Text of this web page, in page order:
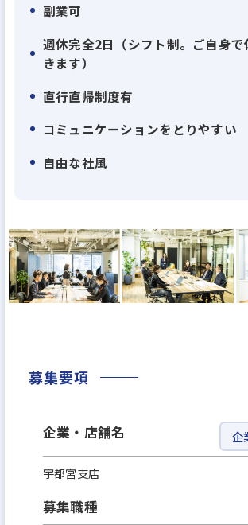
っていきます。
世の中には可能性を秘めているにも
存在しています。
理由は簡単です。難解な問題のわりに
ないからです。割りの悪いことへ、人
れるように、起こる確率の低いとさ
しにされているのです。
しかし、本当に困っている人が目の
私たちマークスライフでは、「不動
ンを掲げ、業界内で敬遠される難解
けています。
そして不動産領域だけの範囲にとど
2024年5月に「マークスライフ株式会
副業可
週休完全2日（シフト制。ご自身で
きます）
直行直帰制度有
コミュニケーションをとりやすい
自由な社風
募集要項
企業・店舗名 企
宇都宮支店
募集職種